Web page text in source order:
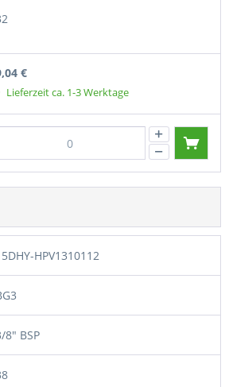
€
Lieferzeit ca. 1-3 Werktage
HPV1310112
8" BSP